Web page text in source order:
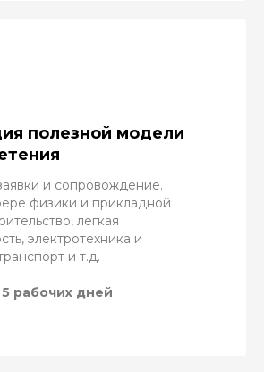
полезной модели
и сопровождение.
физики и прикладной
легкая
электротехника и
и т.д.
рабочих дней